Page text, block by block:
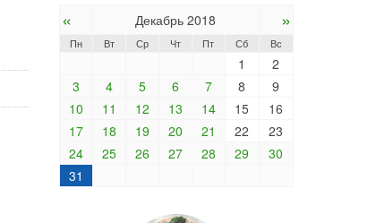
« Декабрь 2018 »
Пн Вт Ср Чт Пт Сб Вс
1
2
3
4 5 6 7 8
9
10
11 12 13 14 15
16
17
18 19 20 21 22
23
24
25 26 27 28 29
30
31